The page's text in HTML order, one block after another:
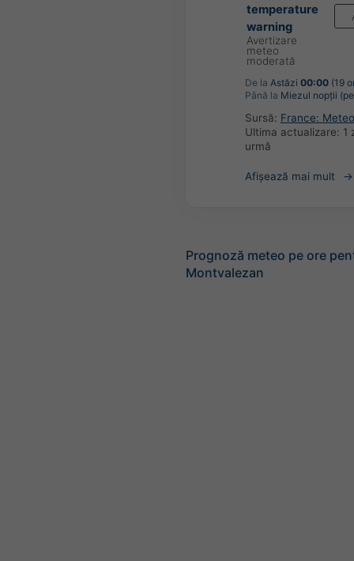
temperature
warning
Avertizare
meteo
moderată
De la Astăzi 00:00 (19
Până la Miezul nopții
Sursă: France:
Ultima actualizare: 1
urmă
Afișează mai mult
Prognoză meteo pe ore
Montvalezan